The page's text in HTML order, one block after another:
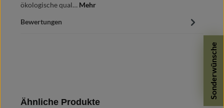
Sonderwünsche
ökologische qual… Mehr
Bewertungen
Produktgalerie überspringen
Ähnliche Produkte